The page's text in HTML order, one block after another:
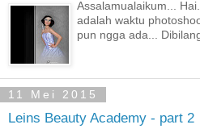
Assalamualaikum...
adalah waktu
pun ngga ada...
11 Mei 2015
Leins Beauty Academy - part 2